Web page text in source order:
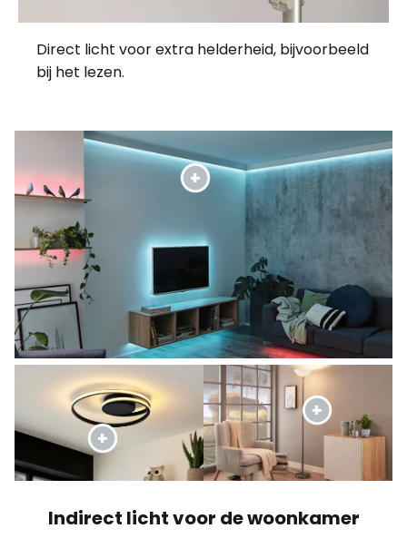
Direct licht voor extra helderheid, bijvoorbeeld
bij het lezen.
Indirect licht voor de woonkamer